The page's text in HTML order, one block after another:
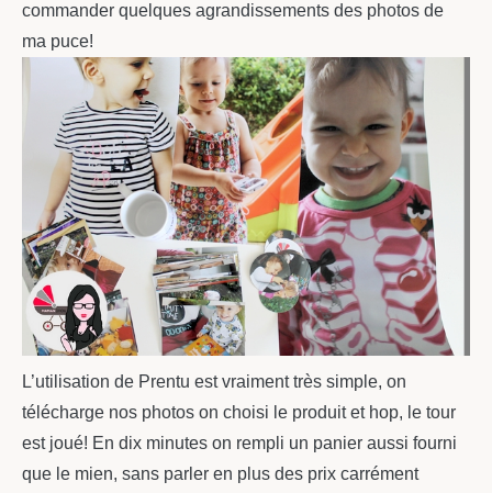
commander quelques agrandissements des photos de
ma puce!
L’utilisation de Prentu est vraiment très simple, on
télécharge nos photos on choisi le produit et hop, le tour
est joué! En dix minutes on rempli un panier aussi fourni
que le mien, sans parler en plus des prix carrément